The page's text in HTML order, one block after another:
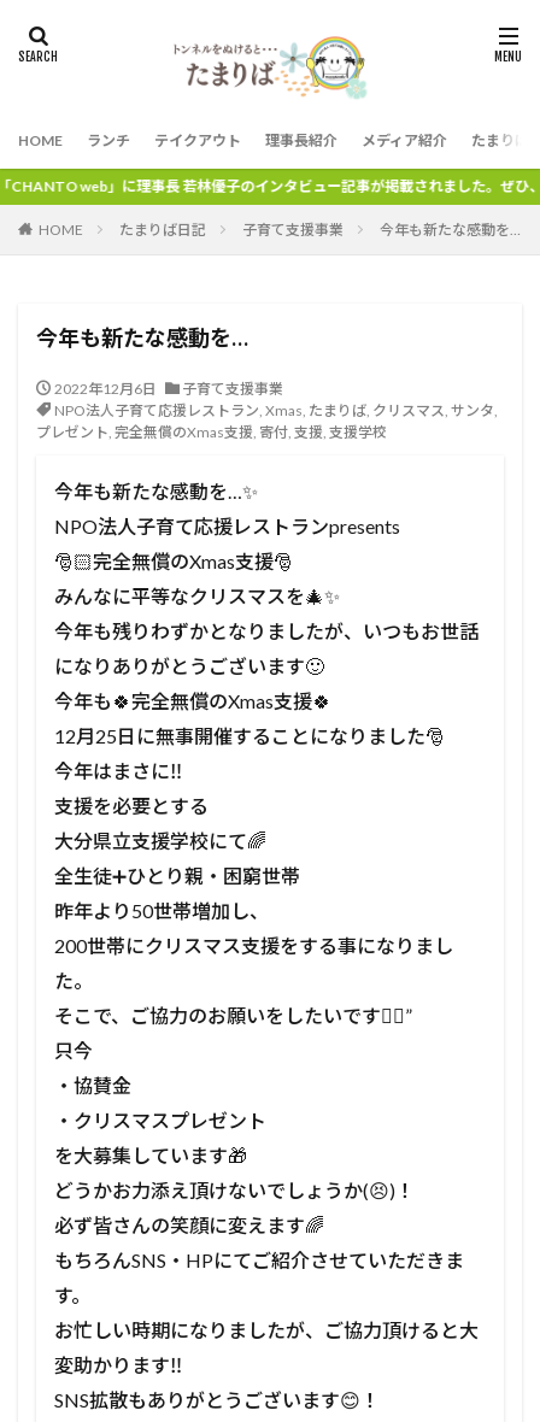
HOME ランチ テイクアウト 理事長紹介 メディア紹介 たまりば
若林優子のインタビュー記事が掲載されました。ぜひ、ご覧ください。
HOME たまりば日記 子育て支援事業 今年も新たな感動を…
今年も新たな感動を…
2022年12月6日
子育て支援事業
NPO法人子育て応援レストラン, Xmas, たまりば, クリスマス, サンタ,
プレゼント, 完全無償のXmas支援, 寄付, 支援, 支援学校
今年も新たな感動を…✨
NPO法人子育て応援レストランpresents
🎅🏻完全無償のXmas支援🎅
みんなに平等なクリスマスを🎄✨
今年も残りわずかとなりましたが、いつもお世話
になりありがとうございます🙂
今年も🍀完全無償のXmas支援🍀
12月25日に無事開催することになりました🎅
今年はまさに‼
支援を必要とする
大分県立支援学校にて🌈
全生徒➕ひとり親・困窮世帯
昨年より50世帯増加し、
200世帯にクリスマス支援をする事になりまし
た。
そこで、ご協力のお願いをしたいです🙇‍♀️”
只今
・協賛金
・クリスマスプレゼント
を大募集しています🎁
どうかお力添え頂けないでしょうか(😣)！
必ず皆さんの笑顔に変えます🌈
もちろんSNS・HPにてご紹介させていただきま
す。
お忙しい時期になりましたが、ご協力頂けると大
変助かります‼
SNS拡散もありがとうございます😊！